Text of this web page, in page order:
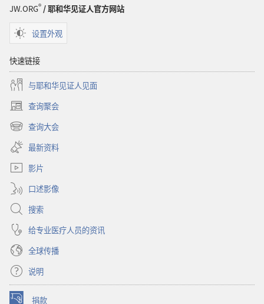
JW.ORG®/ 耶和华见证人官方网站
设置外观
快速链接
与耶和华见证人见面
查询聚会
（打
开
新
窗
口）
查询大会
（打
开
新
窗
最新资料
影片
口述影像
搜索
给专业医疗人员的资讯
全球传播
说明
捐款